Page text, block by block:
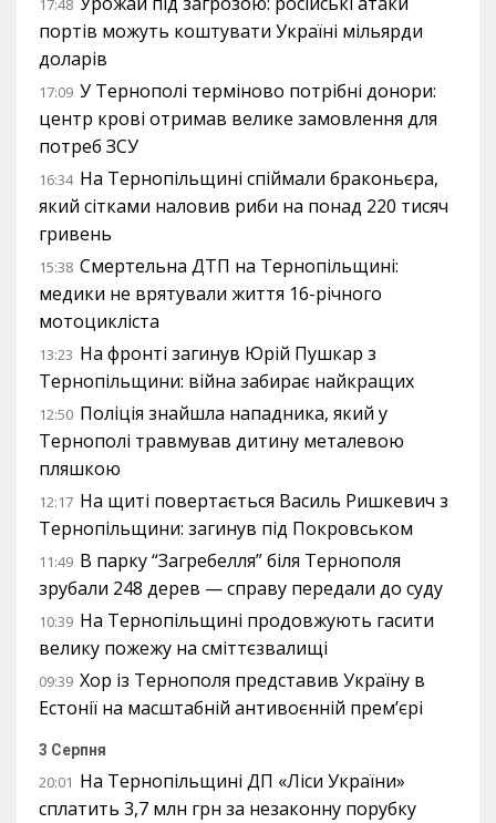
17:48
портів можуть коштувати Україні мільярди
доларів
17:09 У Тернополі терміново потрібні донори:
центр крові отримав велике замовлення для
потреб ЗСУ
16:34 На Тернопільщині спіймали браконьєра,
який сітками наловив риби на понад 220 тисяч
гривень
15:38 Смертельна ДТП на Тернопільщині:
медики не врятували життя 16-річного
мотоцикліста
13:23 На фронті загинув Юрій Пушкар з
Тернопільщини: війна забирає найкращих
12:50 Поліція знайшла нападника, який у
Тернополі травмував дитину металевою
пляшкою
12:17 На щиті повертається Василь Ришкевич з
Тернопільщини: загинув під Покровськом
11:49 В парку “Загребелля” біля Тернополя
зрубали 248 дерев — справу передали до суду
10:39 На Тернопільщині продовжують гасити
велику пожежу на сміттєзвалищі
09:39 Хор із Тернополя представив Україну в
Естонії на масштабній антивоєнній прем’єрі
3 Серпня
20:01 На Тернопільщині ДП «Ліси України»
сплатить 3,7 млн грн за незаконну порубку